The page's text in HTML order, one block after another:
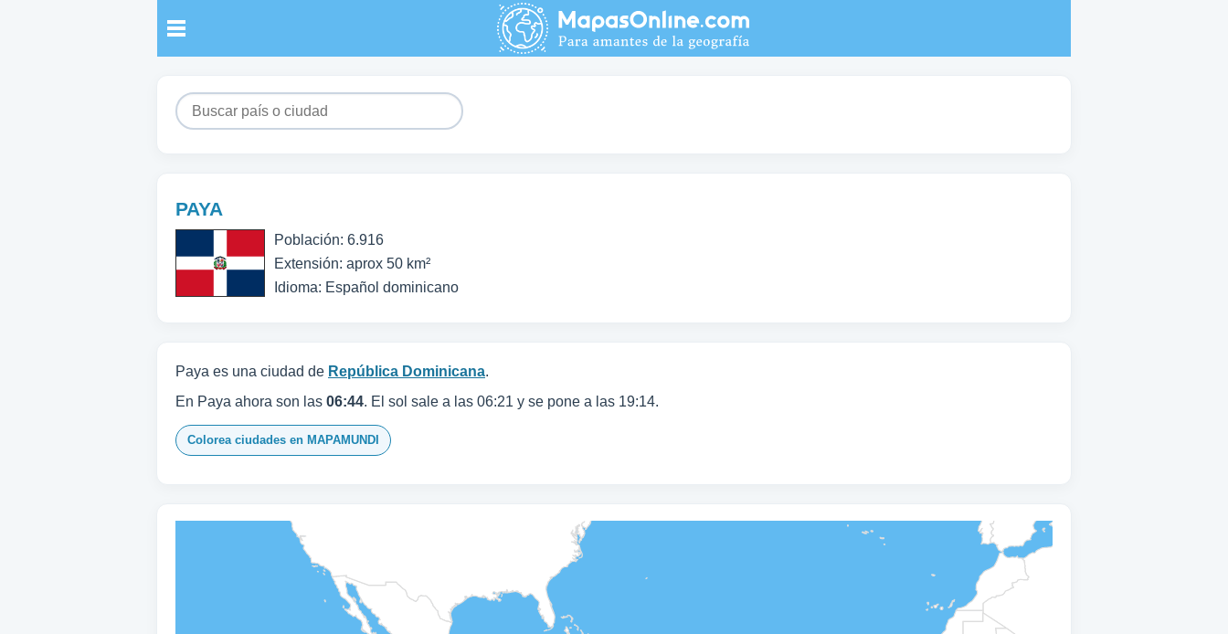
PAYA
Población: 6.916
Extensión: aprox 50 km²
Idioma: Español dominicano
Paya es una ciudad de República Dominicana.
En Paya ahora son las 06:44. El sol sale a las 06:21 y se pone a las 19:14.
Colorea ciudades en MAPAMUNDI